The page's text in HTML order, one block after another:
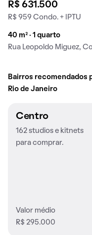
R$ 631.500
R$ 959 Condo. + IPTU
40 m² · 1 quarto
Rua Leopoldo Miguez,
Bairros recomendados
Rio de Janeiro
Centro
162 studios e kitnets
para comprar.
Valor médio
R$ 295.000